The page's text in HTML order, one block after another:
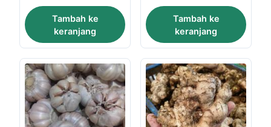
Tambah ke
keranjang
Tambah ke
keranjang